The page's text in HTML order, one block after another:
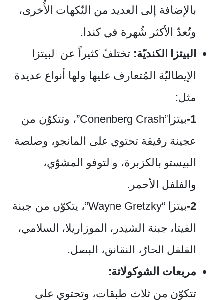
بالإضافة إلى العديد من النّكهات الأُخرى،
وتُعدّ الأكثر شُهرة في كندا.
البيتزا الكنديّة: تختلفُ كثيراً عن البيتزا
الإيطاليّة المُتعارف عليها ولها أنواع عديدة
مثل:
1-
بيتزا”Conenberg Crash”، وتتكوّن من
عجينة رقيقة تحتوي على المانجو، وصلصة
البيستو بالكزبرة، والتوفو المشوّي،
والفلفل الأحمر.
2-
بيتزا “Wayne Gretzky”، يتكوّن من جبنة
الفيتا، جبنة الشيدر، الموزاريلا، السلامي،
الفلفل الحارّ، النقانق، البصل.
مربعات الشوكولاتة:
تتكوّن من ثلاث طبقات، وتحتوي على